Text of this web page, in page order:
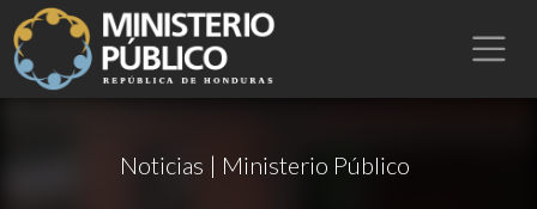
Noticias | Ministerio Público